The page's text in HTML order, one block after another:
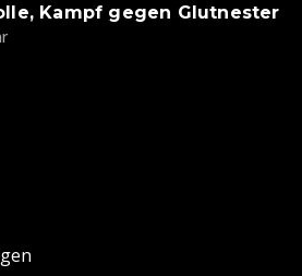
Kampf gegen Glutnester